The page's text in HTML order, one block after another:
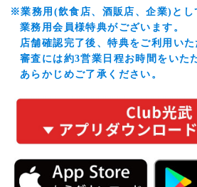
※業務用(飲食店、酒販店、企業)とし
業務用会員様特典がございます。
店舗確認完了後、特典をご利用いた
審査には約3営業日程お時間をいた
あらかじめご了承ください。